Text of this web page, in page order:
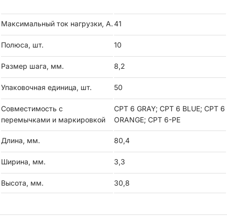
Максимальный ток нагрузки, А.41
Полюса, шт. 10
Размер шага, мм. 8,2
Упаковочная единица, шт. 50
Совместимость с
перемычками и маркировкой
CPT 6 GRAY; CPT 6 BLUE; CPT 6
ORANGE; CPT 6-PE
Длина, мм. 80,4
Ширина, мм. 3,3
Высота, мм. 30,8